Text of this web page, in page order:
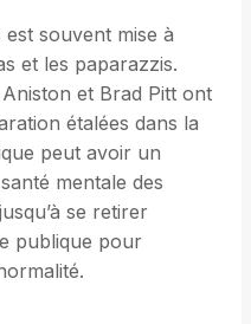
souvent mise à
et les paparazzis.
et Brad Pitt ont
étalées dans la
peut avoir un
mentale des
se retirer
publique pour